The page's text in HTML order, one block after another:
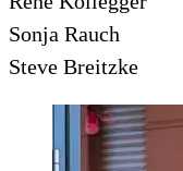
Sonja Rauch
Steve Breitzke